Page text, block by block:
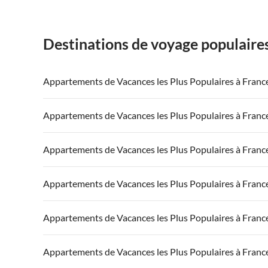
Destinations de voyage
Appartements de Vacances les Plus Populaires à
Appartements de Vacances à France
Appartements de Vacances à Côte atlantique
Appartements de Vacances à Côte d'Azur
Appartements de Vacances les Plus Populaires à
Appartements de Vacances à France
Appartements de Vacances à Côte atlantique
Appartements de Vacances à Côte d'Azur
Appartements de Vacances les Plus Populaires à
Appartements de Vacances à France
Appartements de Vacances à Côte atlantique
Appartements de Vacances à Côte d'Azur
Appartements de Vacances les Plus Populaires à
Appartements de Vacances à France
Appartements de Vacances à Côte atlantique
Appartements de Vacances à Côte d'Azur
Appartements de Vacances les Plus Populaires à
Appartements de Vacances à France
Appartements de Vacances les Plus Populaires à